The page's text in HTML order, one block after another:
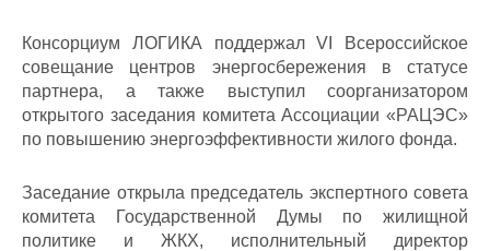
Консорциум ЛОГИКА поддержал VI Всероссийское
совещание центров энергосбережения в статусе
партнера, а также выступил соорганизатором
открытого заседания комитета Ассоциации «РАЦЭС»
по повышению энергоэффективности жилого фонда.
Заседание открыла председатель экспертного совета
комитета Государственной Думы по жилищной
политике и ЖКХ, исполнительный директор